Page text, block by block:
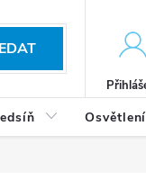
Osvětlení